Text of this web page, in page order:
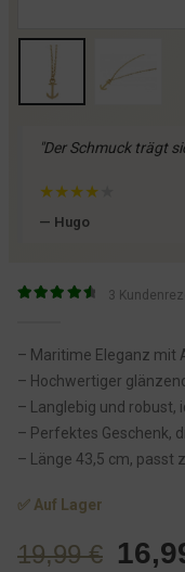
"Der Schmuck trägt
★★★★
— Hugo
3
– Maritime Eleganz mit
– Hochwertiger
– Langlebig und robust,
– Perfektes Geschenk,
– Länge 43,5 cm, passt
✅ Auf Lager
19,99€ U